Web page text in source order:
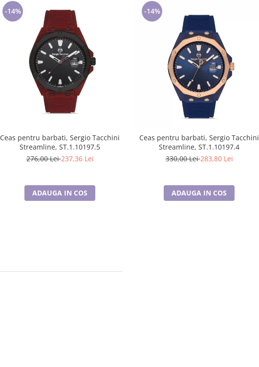
-14%
Ceas pentru barbati, Sergio Tacchini
Streamline, ST.1.10197.5
276,00 Lei237,36 Lei
ADAUGA IN COS
-14%
Ceas pentru barbati, Sergio Tacchini
Streamline, ST.1.10197.4
330,00 Lei283,80 Lei
ADAUGA IN COS